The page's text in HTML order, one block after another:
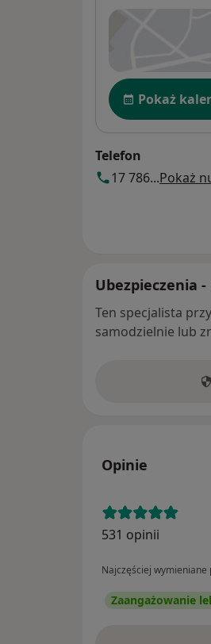
Dostępność
Pokaż
Telefon
17 786...Pokaż
Ubezpieczenia
Ten specjalista
samodzielnie lub
Opinie
531 opinii
Najczęściej
Zaangażowanie